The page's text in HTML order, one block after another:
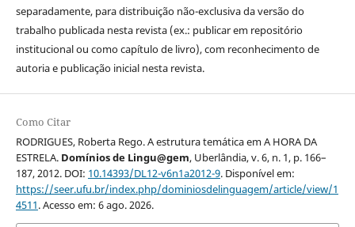
separadamente, para distribuição não-exclusiva da versão do
trabalho publicada nesta revista (ex.: publicar em repositório
institucional ou como capítulo de livro), com reconhecimento de
autoria e publicação inicial nesta revista.
Como Citar
RODRIGUES, Roberta Rego. A estrutura temática em A HORA DA
ESTRELA. Domínios de Lingu@gem, Uberlândia, v. 6, n. 1, p. 166–
187, 2012. DOI: 10.14393/DL12-v6n1a2012-9. Disponível em:
https://seer.ufu.br/index.php/dominiosdelinguagem/article/view/1
4511. Acesso em: 6 ago. 2026.